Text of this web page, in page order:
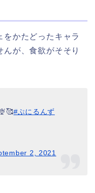
をかたどったキャラ
が、食欲がそそり
#ぷにるんず
2, 2021